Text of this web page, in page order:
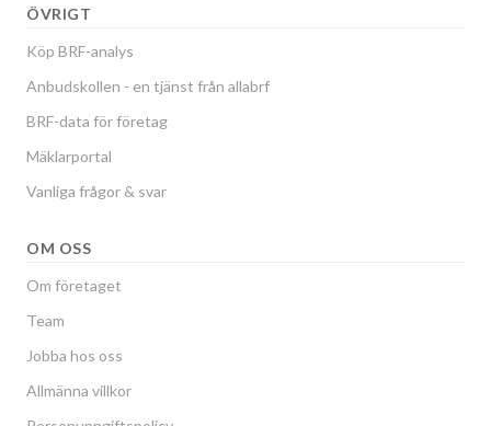
ÖVRIGT
Köp BRF-analys
Anbudskollen - en tjänst från allabrf
BRF-data för företag
Mäklarportal
Vanliga frågor & svar
OM OSS
Om företaget
Team
Jobba hos oss
Allmänna villkor